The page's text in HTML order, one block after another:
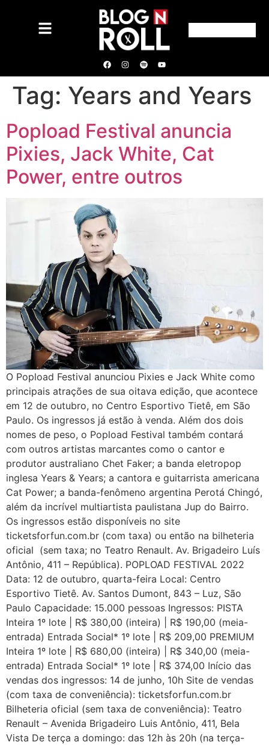
Tag: Years and Years
Popload Festival anuncia
Pixies, Jack White, Cat
Power, entre outros
O Popload Festival anunciou Pixies e Jack White como
principais atrações de sua oitava edição, que acontece
em 12 de outubro, no Centro Esportivo Tietê, em São
Paulo. Os ingressos já estão à venda. Além dos dois
nomes de peso, o Popload Festival também contará
com outros artistas marcantes como o cantor e
produtor australiano Chet Faker; a banda eletropop
inglesa Years & Years; a cantora e guitarrista americana
Cat Power; a banda-fenômeno argentina Perotá Chingó,
além da incrível multiartista paulistana Jup do Bairro.
Os ingressos estão disponíveis no site
ticketsforfun.com.br (com taxa) ou então na bilheteria
oficial (sem taxa; no Teatro Renault. Av. Brigadeiro Luís
Antônio, 411 – República). POPLOAD FESTIVAL 2022
Data: 12 de outubro, quarta-feira Local: Centro
Esportivo Tietê. Av. Santos Dumont, 843 – Luz, São
Paulo Capacidade: 15.000 pessoas Ingressos: PISTA
Inteira 1º lote | R$ 380,00 (inteira) | R$ 190,00 (meia-
entrada) Entrada Social* 1º lote | R$ 209,00 PREMIUM
Inteira 1º lote | R$ 680,00 (inteira) | R$ 340,00 (meia-
entrada) Entrada Social* 1º lote | R$ 374,00 Início das
vendas dos ingressos: 14 de junho, 10h Site de vendas
(com taxa de conveniência): ticketsforfun.com.br
Bilheteria oficial (sem taxa de conveniência): Teatro
Renault – Avenida Brigadeiro Luis Antônio, 411, Bela
Vista De terça a domingo: das 12h às 20h (na terça-